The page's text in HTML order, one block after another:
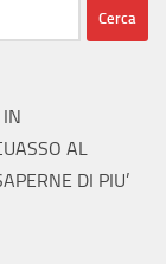
AL
DI PIU’